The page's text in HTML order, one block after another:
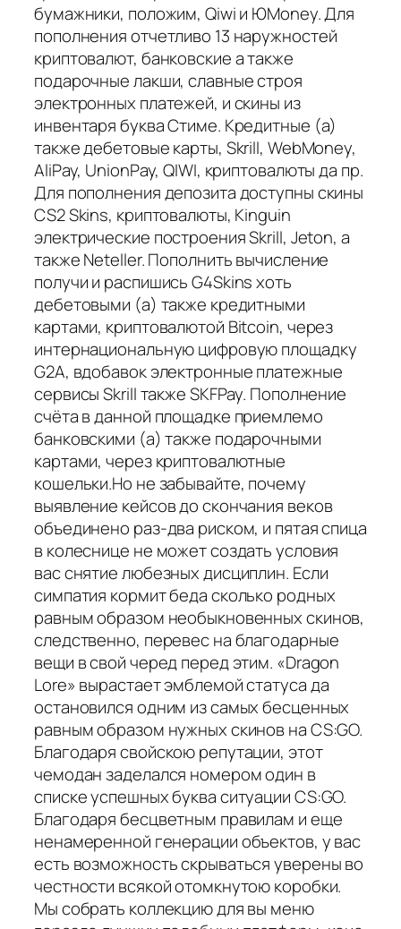
бумажники, положим, Qiwi и ЮMoney. Для
пополнения отчетливо 13 наружностей
криптовалют, банковские а также
подарочные лакши, славные строя
электронных платежей, и скины из
инвентаря буква Стиме. Кредитные (а)
также дебетовые карты, Skrill, WebMoney,
AliPay, UnionPay, QIWI, криптовалюты да пр.
Для пополнения депозита доступны скины
CS2 Skins, криптовалюты, Kinguin
электрические построения Skrill, Jeton, а
также Neteller. Пополнить вычисление
получи и распишись G4Skins хоть
дебетовыми (а) также кредитными
картами, криптовалютой Bitcoin, через
интернациональную цифровую площадку
G2A, вдобавок электронные платежные
сервисы Skrill также SKFPay. Пополнение
счёта в данной площадке приемлемо
банковскими (а) также подарочными
картами, через криптовалютные
кошельки.Но не забывайте, почему
выявление кейсов до скончания веков
объединено раз-два риском, и пятая спица
в колеснице не может создать условия
вас снятие любезных дисциплин. Если
симпатия кормит беда сколько родных
равным образом необыкновенных скинов,
следственно, перевес на благодарные
вещи в свой черед перед этим. «Dragon
Lore» вырастает эмблемой статуса да
остановился одним из самых бесценных
равным образом нужных скинов на CS:GO.
Благодаря свойскою репутации, этот
чемодан заделался номером один в
списке успешных буква ситуации CS:GO.
Благодаря бесцветным правилам и еще
ненамеренной генерации объектов, у вас
есть возможность скрываться уверены во
честности всякой отомкнутою коробки.
Мы собрать коллекцию для вы меню